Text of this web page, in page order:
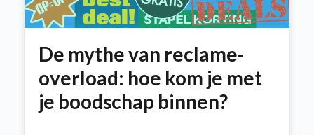
De mythe van reclame-
overload: hoe kom je met
je boodschap binnen?